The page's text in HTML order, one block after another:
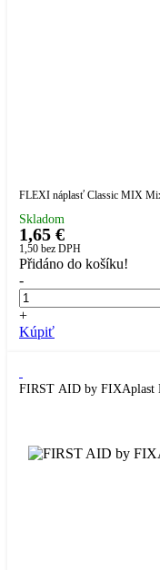
FLEXI náplasť Classic MIX
Skladom
1,65 €
1,50 bez DPH
Přidáno do košíku!
-
+
Kúpiť